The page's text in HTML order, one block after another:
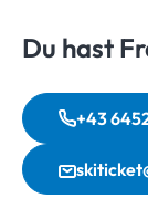
Du hast
+43